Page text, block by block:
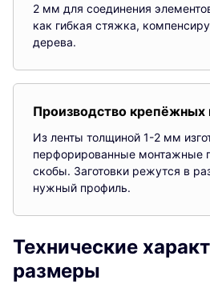
2 мм для соединения
как гибкая стяжка,
дерева.
Производство крепёжных
Из ленты толщиной 1-2 мм
перфорированные монтажные
скобы. Заготовки режутся в
нужный профиль.
Технические
размеры